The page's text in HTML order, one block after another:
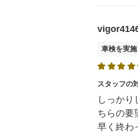
車検を実
スタッフの
しっか
ちらの要
早く終わ